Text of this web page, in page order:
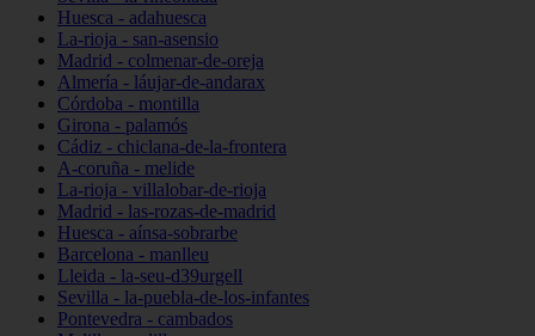
Huesca - adahuesca
La-rioja - san-asensio
Madrid - colmenar-de-oreja
Almería - láujar-de-andarax
Córdoba - montilla
Girona - palamós
Cádiz - chiclana-de-la-frontera
A-coruña - melide
La-rioja - villalobar-de-rioja
Madrid - las-rozas-de-madrid
Huesca - aínsa-sobrarbe
Barcelona - manlleu
Lleida - la-seu-d39urgell
Sevilla - la-puebla-de-los-infantes
Pontevedra - cambados